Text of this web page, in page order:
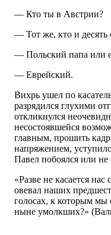
— Кто ты в Австрии?
— Тот же, кто и десять
— Польский папа или
— Еврейский.
Вихрь ушел по
разрядился глухими
откликнулся
несостоявшейся
главным, прошить
напряжением,
Павел побоялся или не
«Разве не касается
овевал наших
голосах, к которым мы
ныне умолкших?»